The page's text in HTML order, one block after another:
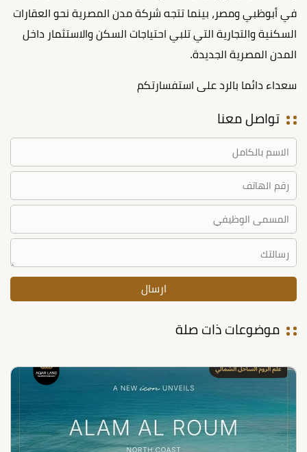
في أبوظبي ومصر، بينما تتجه شركة مدن المصرية نحو العقارات
السكنية والتجارية التي تلبي احتياجات السكن والاستثمار داخل
المدن المصرية الجديدة.
سعداء دائما بالرد على استفسارتكم
تواصل معنا
موضوعات ذات صلة